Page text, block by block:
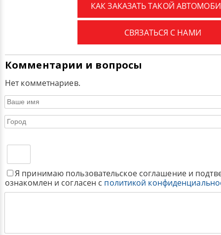
КАК ЗАКАЗАТЬ ТАКОЙ
СВЯЗАТЬСЯ С НАМИ
Комментарии и вопросы
Нет комметнариев.
Я принимаю пользовательское соглашение и
ознакомлен и согласен с политикой